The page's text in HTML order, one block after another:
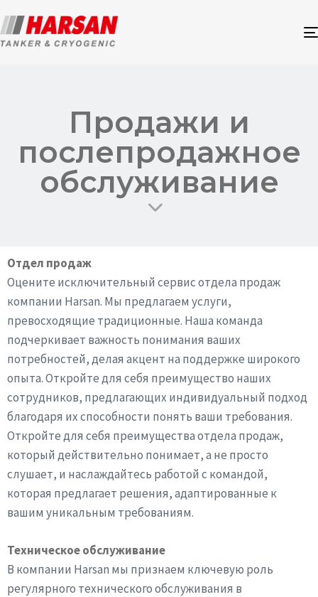
Продажи и
послепродажное
обслуживание
Отдел продаж
Оцените исключительный сервис отдела продаж
компании Harsan. Мы предлагаем услуги,
превосходящие традиционные. Наша команда
подчеркивает важность понимания ваших
потребностей, делая акцент на поддержке широкого
опыта. Откройте для себя преимущество наших
сотрудников, предлагающих индивидуальный подход
благодаря их способности понять ваши требования.
Откройте для себя преимущества отдела продаж,
который действительно понимает, а не просто
слушает, и наслаждайтесь работой с командой,
которая предлагает решения, адаптированные к
вашим уникальным требованиям.
Техническое обслуживание
В компании Harsan мы признаем ключевую роль
регулярного технического обслуживания в